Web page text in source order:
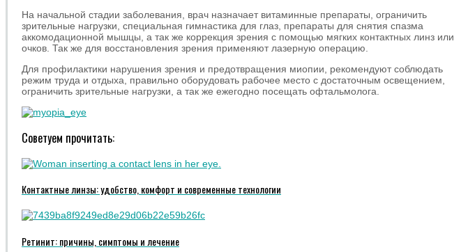
На начальной стадии заболевания, врач назначает витаминные препараты, ограничить
зрительные нагрузки, специальная гимнастика для глаз, препараты для снятия спазма
аккомодационной мышцы, а так же коррекция зрения с помощью мягких контактных линз или
очков. Так же для восстановления зрения применяют лазерную операцию.
Для профилактики нарушения зрения и предотвращения миопии, рекомендуют соблюдать
режим труда и отдыха, правильно оборудовать рабочее место с достаточным освещением,
ограничить зрительные нагрузки, а так же ежегодно посещать офтальмолога.
Советуем прочитать:
Контактные линзы: удобство, комфорт и современные технологии
Ретинит: причины, симптомы и лечение